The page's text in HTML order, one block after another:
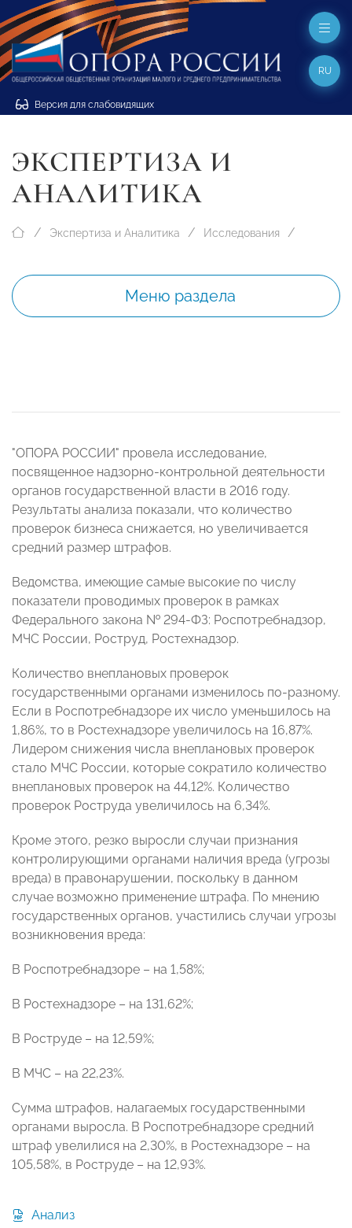
Версия для слабовидящих
RU
ЭКСПЕРТИЗА И
АНАЛИТИКА
Экспертиза и Аналитика Исследования
Меню раздела
"ОПОРА РОССИИ" провела исследование,
посвященное надзорно-контрольной деятельности
органов государственной власти в 2016 году.
Результаты анализа показали, что количество
проверок бизнеса снижается, но увеличивается
средний размер штрафов.
Ведомства, имеющие самые высокие по числу
показатели проводимых проверок в рамках
Федерального закона № 294-ФЗ: Роспотребнадзор,
МЧС России, Роструд, Ростехнадзор.
Количество внеплановых проверок
государственными органами изменилось по-разному.
Если в Роспотребнадзоре их число уменьшилось на
1,86%, то в Ростехнадзоре увеличилось на 16,87%.
Лидером снижения числа внеплановых проверок
стало МЧС России, которые сократило количество
внеплановых проверок на 44,12%. Количество
проверок Роструда увеличилось на 6,34%.
Кроме этого, резко выросли случаи признания
контролирующими органами наличия вреда (угрозы
вреда) в правонарушении, поскольку в данном
случае возможно применение штрафа. По мнению
государственных органов, участились случаи угрозы
возникновения вреда:
В Роспотребнадзоре – на 1,58%;
В Ростехнадзоре – на 131,62%;
В Роструде – на 12,59%;
В МЧС – на 22,23%.
Сумма штрафов, налагаемых государственными
органами выросла. В Роспотребнадзоре средний
штраф увелилися на 2,30%, в Ростехнадзоре – на
105,58%, в Роструде – на 12,93%.